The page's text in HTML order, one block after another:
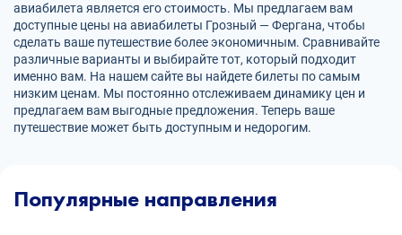
авиабилета является его стоимость. Мы предлагаем вам
доступные цены на авиабилеты Грозный — Фергана, чтобы
сделать ваше путешествие более экономичным. Сравнивайте
различные варианты и выбирайте тот, который подходит
именно вам. На нашем сайте вы найдете билеты по самым
низким ценам. Мы постоянно отслеживаем динамику цен и
предлагаем вам выгодные предложения. Теперь ваше
путешествие может быть доступным и недорогим.
Популярные направления